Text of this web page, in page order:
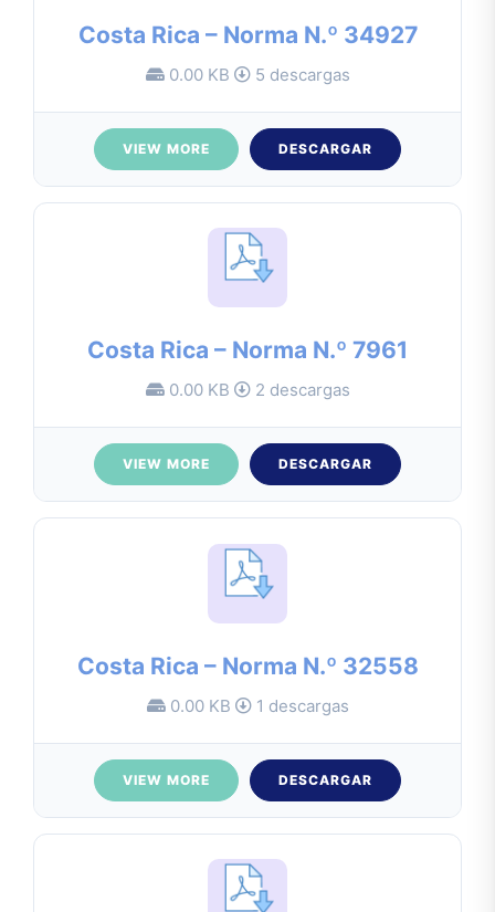
Costa Rica – Norma N.º 34927
0.00 KB 5 descargas
VIEW MORE DESCARGAR
Costa Rica – Norma N.º 7961
0.00 KB 2 descargas
VIEW MORE DESCARGAR
Costa Rica – Norma N.º 32558
0.00 KB 1 descargas
VIEW MORE DESCARGAR